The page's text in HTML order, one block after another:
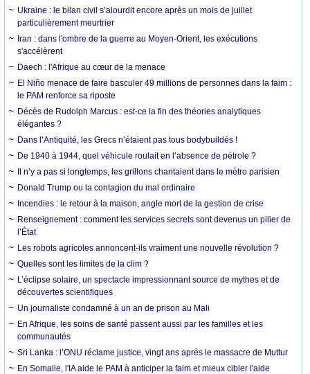
Ukraine : le bilan civil s’alourdit encore après un mois de juillet
particulièrement meurtrier
Iran : dans l'ombre de la guerre au Moyen-Orient, les exécutions
s'accélèrent
Daech : l'Afrique au cœur de la menace
El Niño menace de faire basculer 49 millions de personnes dans la faim :
le PAM renforce sa riposte
Décès de Rudolph Marcus : est-ce la fin des théories analytiques
élégantes ?
Dans l’Antiquité, les Grecs n’étaient pas tous bodybuildés !
De 1940 à 1944, quel véhicule roulait en l’absence de pétrole ?
Il n’y a pas si longtemps, les grillons chantaient dans le métro parisien
Donald Trump ou la contagion du mal ordinaire
Incendies : le retour à la maison, angle mort de la gestion de crise
Renseignement : comment les services secrets sont devenus un pilier de
l’État
Les robots agricoles annoncent-ils vraiment une nouvelle révolution ?
Quelles sont les limites de la clim ?
L’éclipse solaire, un spectacle impressionnant source de mythes et de
découvertes scientifiques
Un journaliste condamné à un an de prison au Mali
En Afrique, les soins de santé passent aussi par les familles et les
communautés
Sri Lanka : l’ONU réclame justice, vingt ans après le massacre de Muttur
En Somalie, l'IA aide le PAM à anticiper la faim et mieux cibler l'aide